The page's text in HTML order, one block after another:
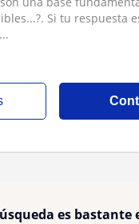
Si tu respuesta
es bastante